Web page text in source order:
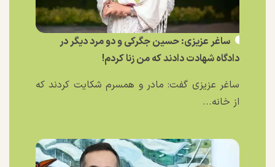
ساغر عزیزی: حسین جگرکی و دو مرد دیگر در
دادگاه شهادت دادند که من زنا کردم!
ساغر عزیزی گفت: مادر و همسرم شکایت کردند که
از خانه...